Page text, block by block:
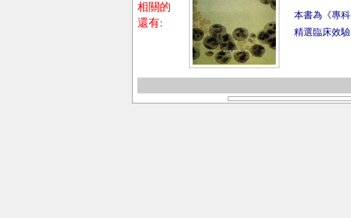
相關的
還有:
本書為《專
精選臨床效